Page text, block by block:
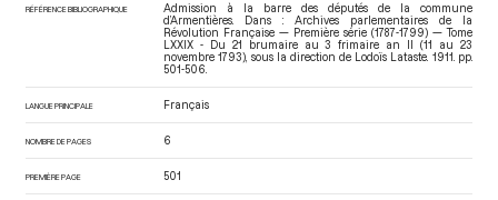
RÉFÉRENCE BIBLIOGRAPHIQUE
Admission à la barre des députés de la commune
d’Armentières. Dans : Archives parlementaires de la
Révolution Française — Première série (1787-1799) — Tome
LXXIX - Du 21 brumaire au 3 frimaire an II (11 au 23
novembre 1793) , sous la direction de Lodoïs Lataste. 1911. pp.
501-506.
LANGUE PRINCIPALE Français
NOMBRE DE PAGES 6
PREMIÈRE PAGE 501